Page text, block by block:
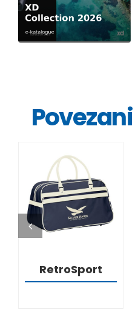
DETALJI
RetroSport